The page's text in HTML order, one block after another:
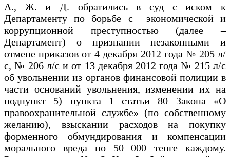
А., Ж. и Д. обратились в суд с иском к
Департаменту по борьбе с экономической и
коррупционной преступностью (далее –
Департамент) о признании незаконными и
отмене приказов от 4 декабря 2012 года № 205 л/
с, № 206 л/с и от 13 декабря 2012 года № 215 л/с
об увольнении из органов финансовой полиции в
части оснований увольнения, изменении их на
подпункт 5) пункта 1 статьи 80 Закона «О
правоохранительной службе» (по собственному
желанию), взыскании расходов на покупку
форменного обмундирования и компенсации
морального вреда по 50 000 тенге каждому.